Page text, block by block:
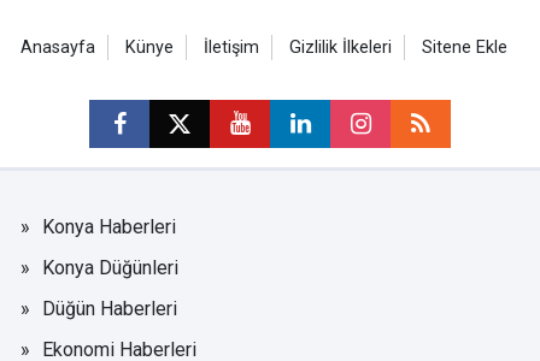
Anasayfa Künye İletişim Gizlilik İlkeleri Sitene Ekle
Konya Haberleri
Konya Düğünleri
Düğün Haberleri
Ekonomi Haberleri